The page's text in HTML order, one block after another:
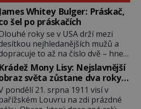
James Whitey Bulger: Práskač,
šel po práskačích
roky se v USA drží mezi
nejhledanějších mužů a
to až na číslo dvě – hned
po Usámovi bin Ládinovi (1957–
2011). To je James „Whitey“ Bulger
viněný ze spoluúčasti
19 vraždách, vydírání a lichvy. A
krom toho je ještě
Krádež Mony Lisy: Nejslavnější
světa zůstane dva roky
pondělí 21. srpna 1911 visí v
Louvru na zdi prázdné